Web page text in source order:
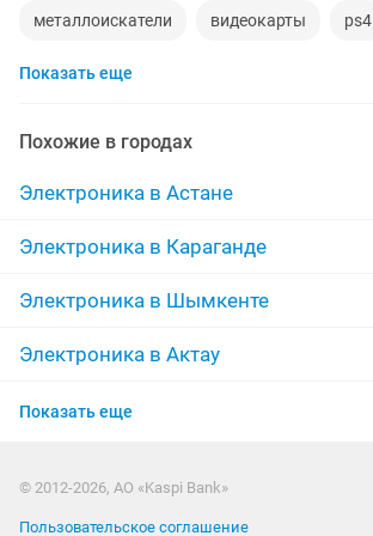
металлоискатели видеокарты ps4
игровой компьютер
playstation стиральная машина
беспроводные наушники
обмен ddr2 xiaomi
компьютер
Показать еще
Похожие в городах
Электроника в Астане
Электроника в Караганде
Электроника в Шымкенте
Электроника в Актау
Электроника в Костанае
Электроника в Уральске
Показать еще
© 2012-2026, АО «Kaspi Bank»
Пользовательское соглашение